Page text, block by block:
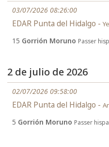
03/07/2026 08:26:00
EDAR Punta del Hidalgo -
15 Gorrión Moruno Passer
2 de julio de 2026
02/07/2026 09:58:00
EDAR Punta del Hidalgo -
5 Gorrión Moruno Passer